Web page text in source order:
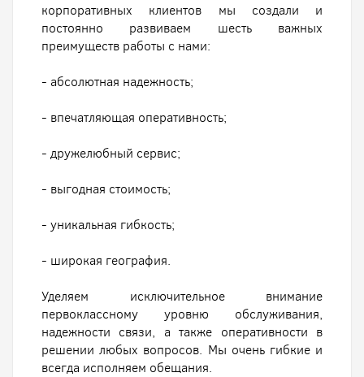
корпоративных клиентов мы создали и
постоянно развиваем шесть важных
преимуществ работы с нами:
- абсолютная надежность;
- впечатляющая оперативность;
- дружелюбный сервис;
- выгодная стоимость;
- уникальная гибкость;
- широкая география.
Уделяем исключительное внимание
первоклассному уровню обслуживания,
надежности связи, а также оперативности в
решении любых вопросов. Мы очень гибкие и
всегда исполняем обещания.